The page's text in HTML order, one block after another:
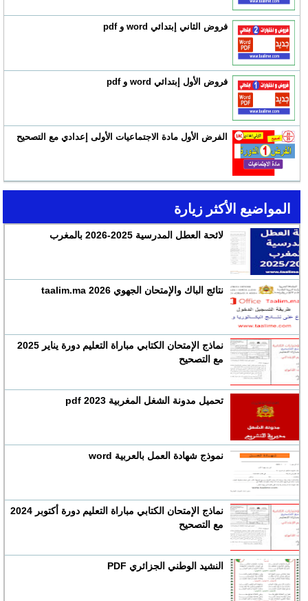
فروض الثاني إبتدائي word و pdf
فروض الأول إبتدائي word و pdf
الفرض الأول مادة الاجتماعيات الأولى إعدادي مع التصحيح
المواضيع الأكثر زيارة
لائحة العطل المدرسية 2025-2026 بالمغرب
نتائج الباك والإمتحان الجهوي 2026 taalim.ma
نماذج الإمتحان الكتابي مباراة التعليم دورة يناير 2025
مع التصحيح
تحميل مدونة الشغل المغربية 2023 pdf
نموذج شهادة العمل بالعربية word
نماذج الإمتحان الكتابي مباراة التعليم دورة أكتوبر 2024
مع التصحيح
النشيد الوطني الجزائري PDF